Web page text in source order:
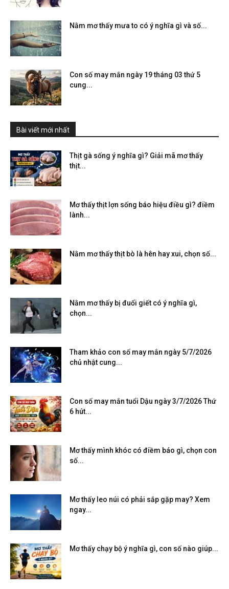
Nằm mơ thấy mưa to có ý nghĩa gì và số...
Con số may mắn ngày 19 tháng 03 thứ 5
cung...
Bài viết mới nhất
Thịt gà sống ý nghĩa gì? Giải mã mơ thấy
thịt...
Mơ thấy thịt lợn sống báo hiệu điều gì? điềm
lành...
Nằm mơ thấy thịt bò là hên hay xui, chọn số...
Nằm mơ thấy bị đuổi giết có ý nghĩa gì,
chọn...
Tham khảo con số may mắn ngày 5/7/2026
chủ nhật cung...
Con số may mắn tuổi Dậu ngày 3/7/2026 Thứ
6 hút...
Mơ thấy mình khóc có điềm báo gì, chọn con
số...
Mơ thấy leo núi có phải sắp gặp may? Xem
ngay...
Mơ thấy chạy bộ ý nghĩa gì, con số nào giúp...